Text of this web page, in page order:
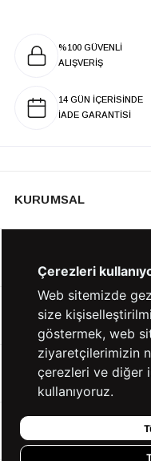
%100 GÜVENLİ
ALIŞVERİŞ
14 GÜN İÇERİSİNDE
İADE GARANTİSİ
KURUMSAL
YARDIM
BİZE ULAŞIN
HIZLI ERİŞİM
Çerezleri
Web sitemizde
size
göstermek, web
ziyaretçilerimizin
çerezleri ve diğer
kullanıyoruz.